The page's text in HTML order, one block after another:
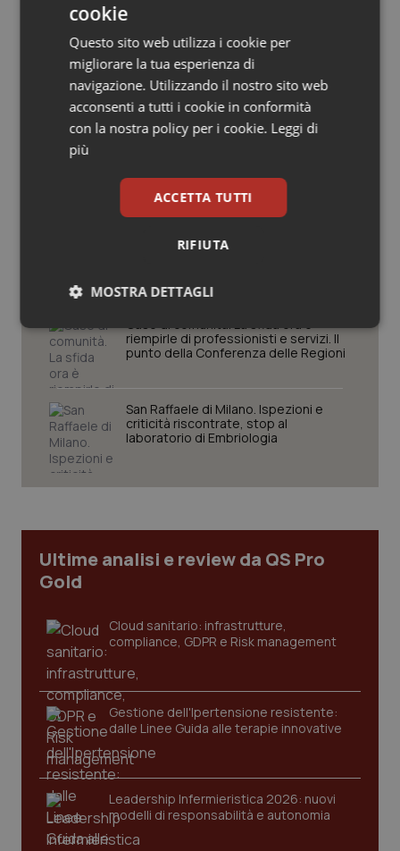
Salute orale & impianti
Sangue & coagulazione
Tiroide
Tumore al seno
Tumore ovarico
Tumori del Polmone & Testa Collo
Tumori gastrointestinali
Ulcera & Reflusso
Vaccini
Potrebbe interessarti in
Piemonte
comprendere il presente
Regione Lombardia scrive al ministro
Schillaci: “Gli attuali indicatori non
Case di comunità. La sfida ora è
riempirle di professionisti e servizi. Il
punto della Conferenza delle Regioni
San Raffaele di Milano. Ispezioni e
criticità riscontrate, stop al
laboratorio di Embriologia
Ultime analisi e review da QS Pro
Gold
Cloud sanitario: infrastrutture,
compliance, GDPR e Risk management
Gestione dell'Ipertensione resistente:
dalle Linee Guida alle terapie innovative
Leadership Infermieristica 2026: nuovi
modelli di responsabilità e autonomia
cookie
Questo sito web utilizza i cookie per
migliorare la tua esperienza di
navigazione. Utilizzando il nostro sito web
acconsenti a tutti i cookie in conformità
con la nostra policy per i cookie. Leggi di
più
ACCETTA TUTTI
RIFIUTA
MOSTRA DETTAGLI
Necessari Statistici Marketing
Necessari
I cookie necessari contribuiscono a rendere fruibile il
protette del sito. Il sito web non è in grado di